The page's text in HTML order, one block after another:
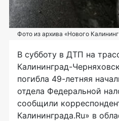
Фото из архива «Нового
В субботу в ДТП на
Калининград-
погибла 49-летняя
отдела Федеральной
сообщили
Калининграда.Ru» в